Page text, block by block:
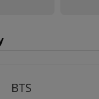
Stray Kids